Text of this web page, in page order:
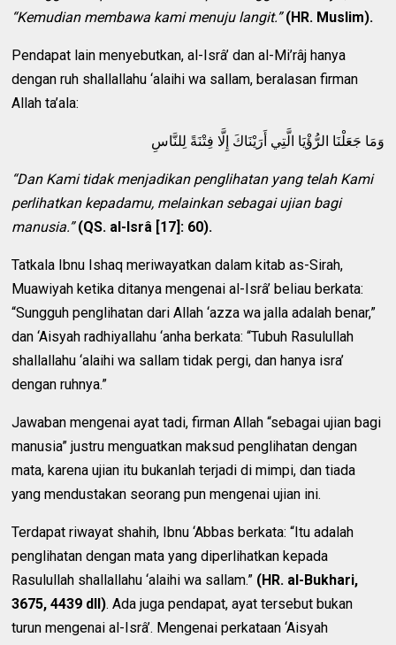
“Kemudian membawa kami menuju langit.” (HR. Muslim).
Pendapat lain menyebutkan, al-Isrâ’ dan al-Mi’râj hanya
dengan ruh shallallahu ‘alaihi wa sallam, beralasan firman
Allah ta’ala:
وَمَا جَعَلْنَا الرُّؤْيَا الَّتِي أَرَيْنَاكَ إِلَّا فِتْنَةً لِلنَّاسِ
“Dan Kami tidak menjadikan penglihatan yang telah Kami
perlihatkan kepadamu, melainkan sebagai ujian bagi
manusia.” (QS. al-Isrâ [17]: 60).
Tatkala Ibnu Ishaq meriwayatkan dalam kitab as-Sirah,
Muawiyah ketika ditanya mengenai al-Isrâ’ beliau berkata:
“Sungguh penglihatan dari Allah ‘azza wa jalla adalah benar,”
dan ‘Aisyah radhiyallahu ‘anha berkata: “Tubuh Rasulullah
shallallahu ‘alaihi wa sallam tidak pergi, dan hanya isra’
dengan ruhnya.”
Jawaban mengenai ayat tadi, firman Allah “sebagai ujian bagi
manusia” justru menguatkan maksud penglihatan dengan
mata, karena ujian itu bukanlah terjadi di mimpi, dan tiada
yang mendustakan seorang pun mengenai ujian ini.
Terdapat riwayat shahih, Ibnu ‘Abbas berkata: “Itu adalah
penglihatan dengan mata yang diperlihatkan kepada
Rasulullah shallallahu ‘alaihi wa sallam.” (HR. al-Bukhari,
3675, 4439 dll). Ada juga pendapat, ayat tersebut bukan
turun mengenai al-Isrâ’. Mengenai perkataan ‘Aisyah